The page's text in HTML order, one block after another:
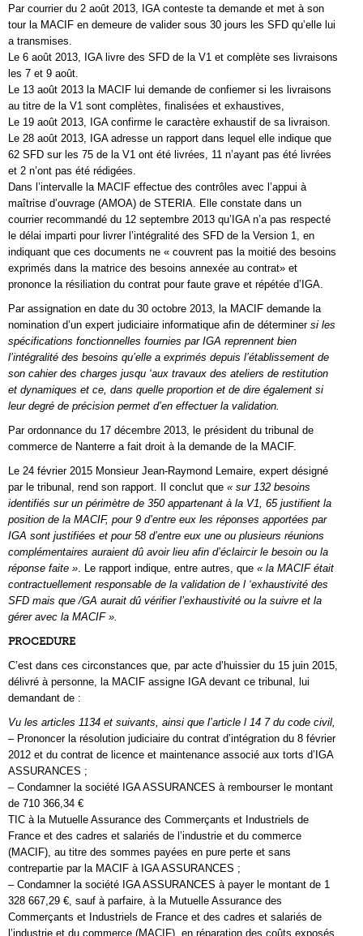
Par courrier du 2 août 2013, IGA conteste ta demande et met à son
tour la MACIF en demeure de valider sous 30 jours les SFD qu’elle lui
a transmises.
Le 6 août 2013, IGA livre des SFD de la V1 et complète ses livraisons
les 7 et 9 août.
Le 13 août 2013 la MACIF lui demande de confiemer si les livraisons
au titre de la V1 sont complètes, finalisées et exhaustives,
Le 19 août 2013, IGA confirme le caractère exhaustif de sa livraison.
Le 28 août 2013, IGA adresse un rapport dans lequel elle indique que
62 SFD sur les 75 de la V1 ont été livrées, 11 n’ayant pas été livrées
et 2 n’ont pas été rédigées.
Dans l’intervalle la MACIF effectue des contrôles avec l’appui à
maîtrise d’ouvrage (AMOA) de STERIA. Elle constate dans un
courrier recommandé du 12 septembre 2013 qu’IGA n’a pas respecté
le délai imparti pour livrer l’intégralité des SFD de la Version 1, en
indiquant que ces documents ne « couvrent pas la moitié des besoins
exprimés dans la matrice des besoins annexée au contrat» et
prononce la résiliation du contrat pour faute grave et répétée d’IGA.
Par assignation en date du 30 octobre 2013, la MACIF demande la
nomination d’un expert judiciaire informatique afin de déterminer si les
spécifications fonctionnelles fournies par IGA reprennent bien
l’intégralité des besoins qu’elle a exprimés depuis l’établissement de
son cahier des charges jusqu ‘aux travaux des ateliers de restitution
et dynamiques et ce, dans quelle proportion et de dire également si
leur degré de précision permet d’en effectuer la validation.
Par ordonnance du 17 décembre 2013, le président du tribunal de
commerce de Nanterre a fait droit à la demande de la MACIF.
Le 24 février 2015 Monsieur Jean-Raymond Lemaire, expert désigné
par le tribunal, rend son rapport. Il conclut que « sur 132 besoins
identifiés sur un périmètre de 350 appartenant à la V1, 65 justifient la
position de la MACIF, pour 9 d’entre eux les réponses apportées par
IGA sont justifiées et pour 58 d’entre eux une ou plusieurs réunions
complémentaires auraient dû avoir lieu afin d’éclaircir le besoin ou la
réponse faite ». Le rapport indique, entre autres, que « la MACIF était
contractuellement responsable de la validation de l ‘exhaustivité des
SFD mais que /GA aurait dû vérifier l’exhaustivité ou la suivre et la
gérer avec la MACIF ».
PROCEDURE
C’est dans ces circonstances que, par acte d’huissier du 15 juin 2015,
délivré à personne, la MACIF assigne IGA devant ce tribunal, lui
demandant de :
Vu les articles 1134 et suivants, ainsi que l’article l 14 7 du code civil,
– Prononcer la résolution judiciaire du contrat d’intégration du 8 février
2012 et du contrat de licence et maintenance associé aux torts d’IGA
ASSURANCES ;
– Condamner la société IGA ASSURANCES à rembourser le montant
de 710 366,34 €
TIC à la Mutuelle Assurance des Commerçants et Industriels de
France et des cadres et salariés de l’industrie et du commerce
(MACIF), au titre des sommes payées en pure perte et sans
contrepartie par la MACIF à IGA ASSURANCES ;
– Condamner la société IGA ASSURANCES à payer le montant de 1
328 667,29 €, sauf à parfaire, à la Mutuelle Assurance des
Commerçants et Industriels de France et des cadres et salariés de
l’industrie et du commerce (MACIF), en réparation des coûts exposés